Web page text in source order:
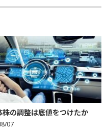
株の調整は底値をつけたか
07